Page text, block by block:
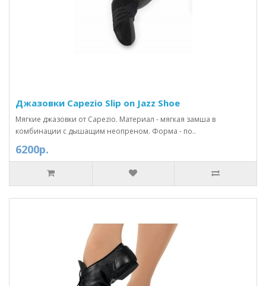
Джазовки Capezio Slip on Jazz Shoe
Мягкие джазовки от Capezio. Материал - мягкая замша в
комбинации с дышащим неопреном. Форма - по..
6200р.